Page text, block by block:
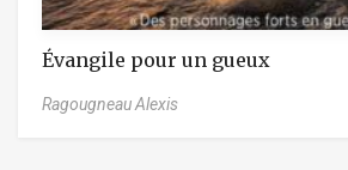
Évangile pour un gueux
Ragougneau Alexis